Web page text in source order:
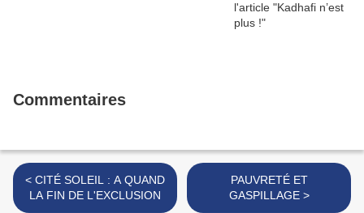
Commentaires
< CITÉ SOLEIL : A QUAND
LA FIN DE L'EXCLUSION
PAUVRETÉ ET
GASPILLAGE >